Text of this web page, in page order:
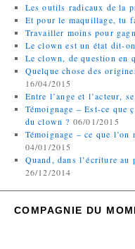
Les outils radicaux de la
Et pour le maquillage, tu
Travailler moins pour
Le clown est un état dit-on
Le clown, de question en
Quelque chose des
16/04/2015
Entre l’ange et l’acteur,
Témoignage – Est-ce
du clown ? 06/01/2015
Témoignage – ce que
04/01/2015
Quand, dans l’écriture au
26/12/2014
COMPAGNIE DU